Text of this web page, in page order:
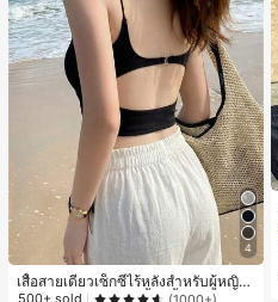
4
เสื้อสายเดี่ยวเซ็กซี่ไร้หลังสำหรับผู้หญิง
พร้อมบราแบบมีฟองน้ำ, เสื้อกล้ามแขน